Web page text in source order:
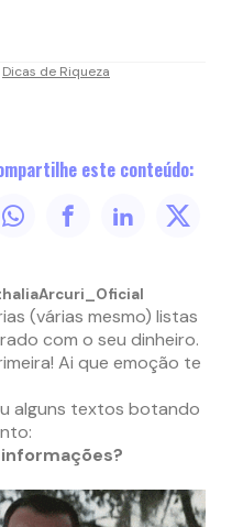
Dicas de Riqueza
este conteúdo:
(várias mesmo) listas
com o seu dinheiro.
Ai que emoção te
alguns textos botando